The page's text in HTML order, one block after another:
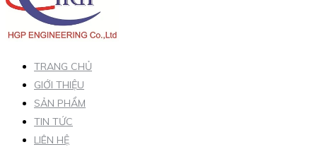
TRANG CHỦ
GIỚI THIỆU
SẢN PHẨM
TIN TỨC
LIÊN HỆ